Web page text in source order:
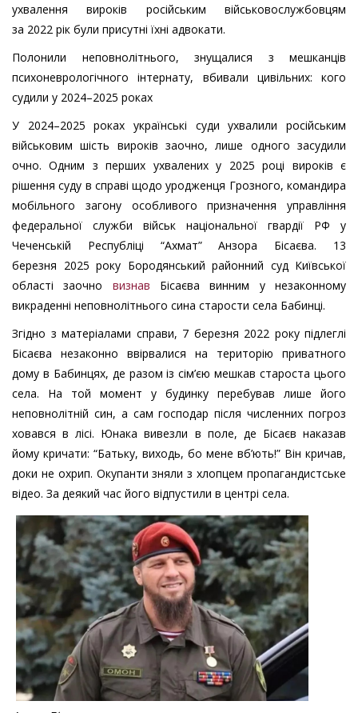
ухвалення вироків російським військовослужбовцям
за 2022 рік були присутні їхні адвокати.
Полонили неповнолітнього, знущалися з мешканців
психоневрологічного інтернату, вбивали цивільних: кого
судили у 2024–2025 роках
У 2024–2025 роках українські суди ухвалили російським
військовим шість вироків заочно, лише одного засудили
очно. Одним з перших ухвалених у 2025 році вироків є
рішення суду в справі щодо уродженця Грозного, командира
мобільного загону особливого призначення управління
федеральної служби військ національної гвардії РФ у
Чеченській Республіці “Ахмат” Анзора Бісаєва. 13
березня 2025 року Бородянський районний суд Київської
області заочно визнав Бісаєва винним у незаконному
викраденні неповнолітнього сина старости села Бабинці.
Згідно з матеріалами справи, 7 березня 2022 року підлеглі
Бісаєва незаконно ввірвалися на територію приватного
дому в Бабинцях, де разом із сім’єю мешкав староста цього
села. На той момент у будинку перебував лише його
неповнолітній син, а сам господар після численних погроз
ховався в лісі. Юнака вивезли в поле, де Бісаєв наказав
йому кричати: “Батьку, виходь, бо мене вб’ють!” Він кричав,
доки не охрип. Окупанти зняли з хлопцем пропагандистське
відео. За деякий час його відпустили в центрі села.